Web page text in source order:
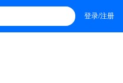
登录/注册